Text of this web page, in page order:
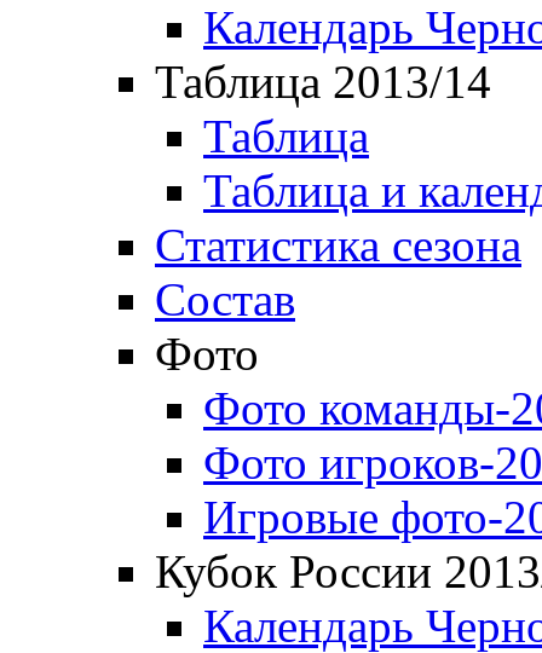
Календарь
Таблица 2013/14
Таблица
Таблица и
Статистика сезона
Состав
Фото
Фото команды-
Фото игроков-
Игровые фото-
Кубок России
Календарь